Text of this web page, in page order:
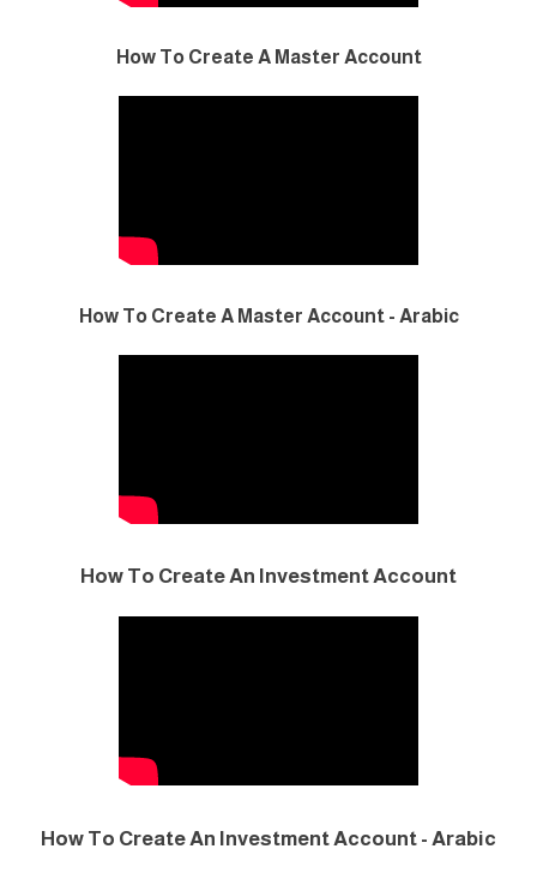
How To Create A Master Account
How To Create A Master Account - Arabic
How To Create An Investment Account
How To Create An Investment Account - Arabic